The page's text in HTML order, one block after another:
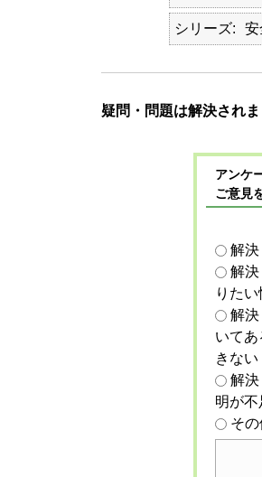
シリーズ 安
疑問・問題は解決され
アンケ
ご意見
解
解
りた
解
いて
きない
解
明が
そ